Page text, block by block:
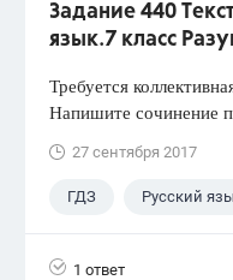
Задание 440
язык.7 класс
Требуется
Напишите сочинение
27 сентября 2017
ГДЗ Русский
1 ответ